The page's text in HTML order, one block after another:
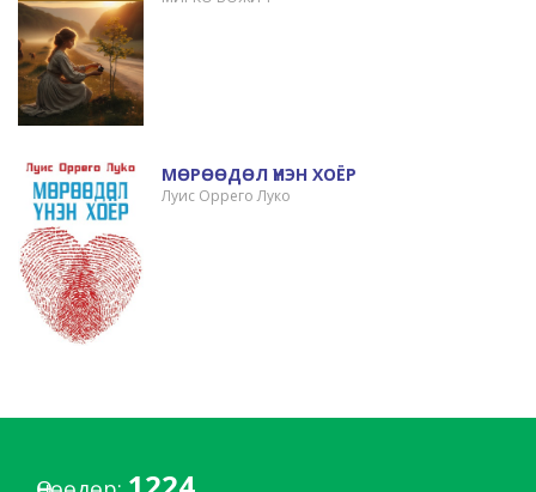
МӨРӨӨДӨЛ ҮНЭН ХОЁР
Луис Оррего Луко